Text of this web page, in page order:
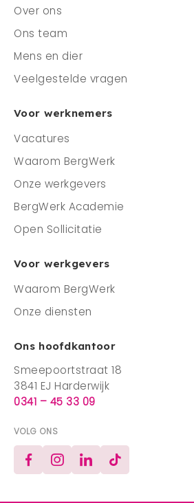
0341 - 45 33 09
info@bergwerk.nu
Over ons
Ons team
Mens en dier
Veelgestelde vragen
Voor werknemers
Vacatures
Waarom BergWerk
Onze werkgevers
BergWerk Academie
Open Sollicitatie
Voor werkgevers
Waarom BergWerk
Onze diensten
Ons hoofdkantoor
Smeepoortstraat 18
3841 EJ Harderwijk
0341 – 45 33 09
VOLG ONS
FacebookInstagram
LinkedInTikTok